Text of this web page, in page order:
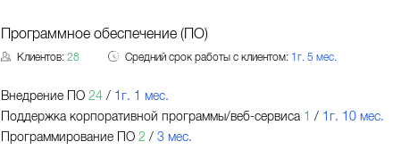
Программное обеспечение (ПО)
Клиентов:28 Средний срок работы с клиентом: 1г. 5 мес.
Внедрение ПО 24/ 1г. 1 мес.
Поддержка корпоративной программы/веб-сервиса 1 / 1г. 10 мес.
Программирование ПО 2 / 3 мес.